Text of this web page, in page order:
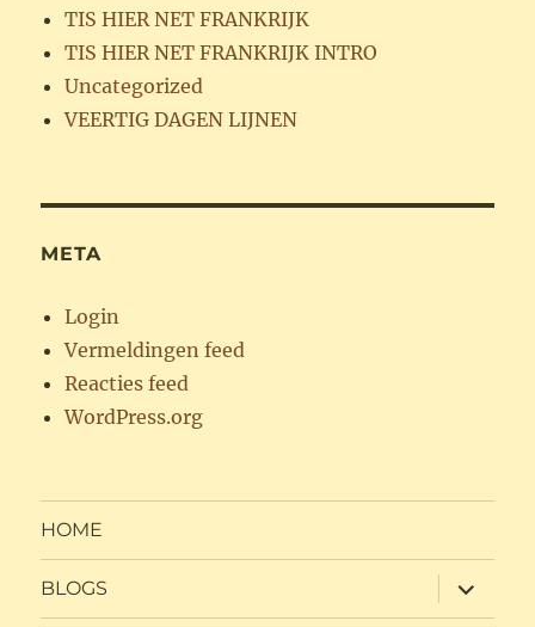
TIS HIER NET FRANKRIJK
TIS HIER NET FRANKRIJK INTRO
Uncategorized
VEERTIG DAGEN LIJNEN
META
Login
Vermeldingen feed
Reacties feed
WordPress.org
HOME
BLOGS